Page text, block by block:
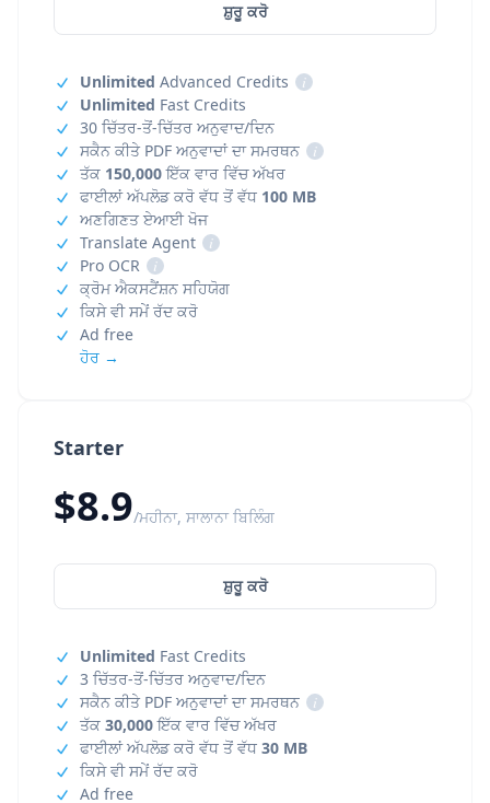
Starter
$8.9/ਮਹੀਨਾ, ਸਾਲਾਨਾ ਬਿਲਿੰਗ
ਸ਼ੁਰੂ ਕਰੋ
Unlimited Fast Credits
3 ਚਿੱਤਰ-ਤੋਂ-ਚਿੱਤਰ ਅਨੁਵਾਦ/ਦਿਨ
ਸਕੈਨ ਕੀਤੇ PDF ਅਨੁਵਾਦਾਂ ਦਾ ਸਮਰਥਨ
i
ਤੱਕ 30,000ਇੱਕ ਵਾਰ ਵਿੱਚ ਅੱਖਰ
ਫਾਈਲਾਂ ਅੱਪਲੋਡ ਕਰੋ ਵੱਧ ਤੋਂ ਵੱਧ 30 MB
ਕਿਸੇ ਵੀ ਸਮੇਂ ਰੱਦ ਕਰੋ
Ad free
ਸ਼ੁਰੂ ਕਰੋ
Unlimited Advanced Credits
i
Unlimited Fast Credits
30 ਚਿੱਤਰ-ਤੋਂ-ਚਿੱਤਰ ਅਨੁਵਾਦ/ਦਿਨ
ਸਕੈਨ ਕੀਤੇ PDF ਅਨੁਵਾਦਾਂ ਦਾ ਸਮਰਥਨ
i
ਤੱਕ 150,000ਇੱਕ ਵਾਰ ਵਿੱਚ ਅੱਖਰ
ਫਾਈਲਾਂ ਅੱਪਲੋਡ ਕਰੋ ਵੱਧ ਤੋਂ ਵੱਧ 100 MB
ਅਣਗਿਣਤ ਏਆਈ ਖੋਜ
Translate Agent
i
Pro OCR
i
ਕ੍ਰੋਮ ਐਕਸਟੈਂਸ਼ਨ ਸਹਿਯੋਗ
ਕਿਸੇ ਵੀ ਸਮੇਂ ਰੱਦ ਕਰੋ
Ad free
ਹੋਰ →